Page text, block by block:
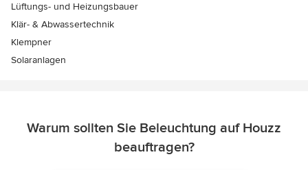
Lüftungs- und Heizungsbauer
Klär- & Abwassertechnik
Klempner
Solaranlagen
Warum sollten Sie Beleuchtung auf Houzz
beauftragen?